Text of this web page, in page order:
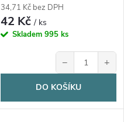
34,71 Kč bez DPH
42 Kč/ ks
Skladem 995 ks
− +
DO KOŠÍKU